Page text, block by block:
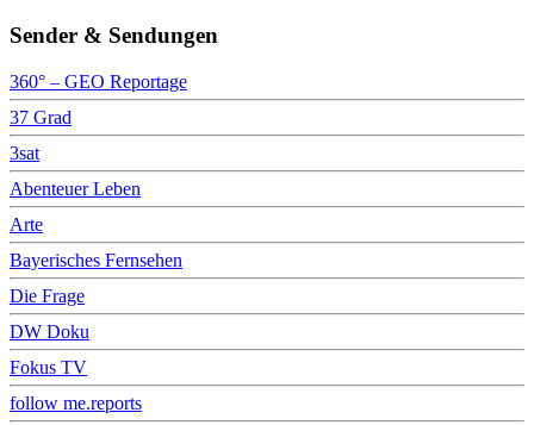
Sender & Sendungen
360° – GEO Reportage
37 Grad
3sat
Abenteuer Leben
Arte
Bayerisches Fernsehen
Die Frage
DW Doku
Fokus TV
follow me.reports